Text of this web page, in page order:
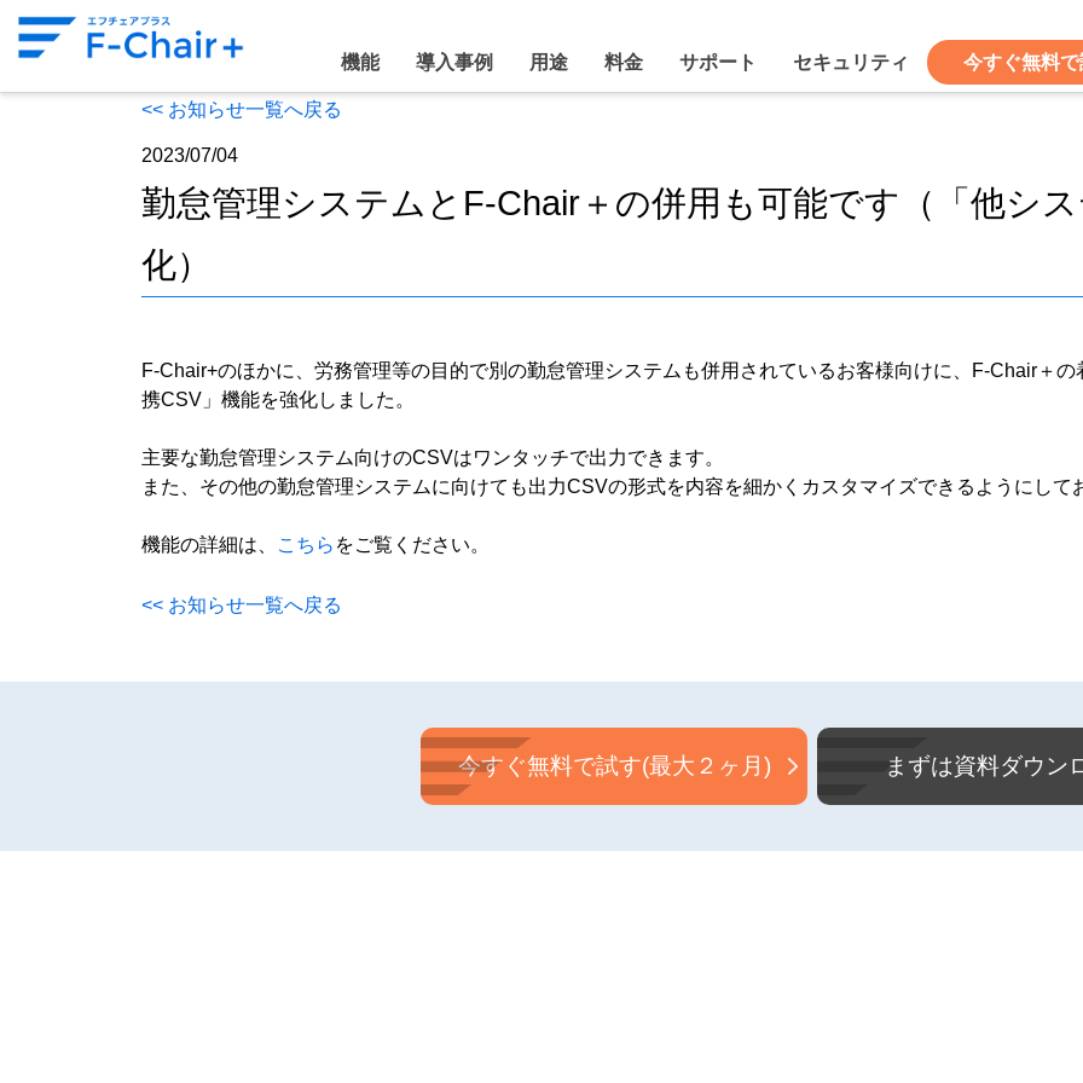
機能 導入事例 用途 料金 サポート セキュリティ 今すぐ無料
<< お知らせ一覧へ戻る
2023/07/04
勤怠管理システムとF-Chair＋の併用も可能です（「他シ
化）
F-Chair+のほかに、労務管理等の目的で別の勤怠管理システムも併用されているお客様向けに、F-Chair＋
携CSV」機能を強化しました。
主要な勤怠管理システム向けのCSVはワンタッチで出力できます。
また、その他の勤怠管理システムに向けても出力CSVの形式を内容を細かくカスタマイズできるようにして
機能の詳細は、 こちら をご覧ください。
<< お知らせ一覧へ戻る
今すぐ無料で試す(最大２ヶ月) まずは資料ダウン